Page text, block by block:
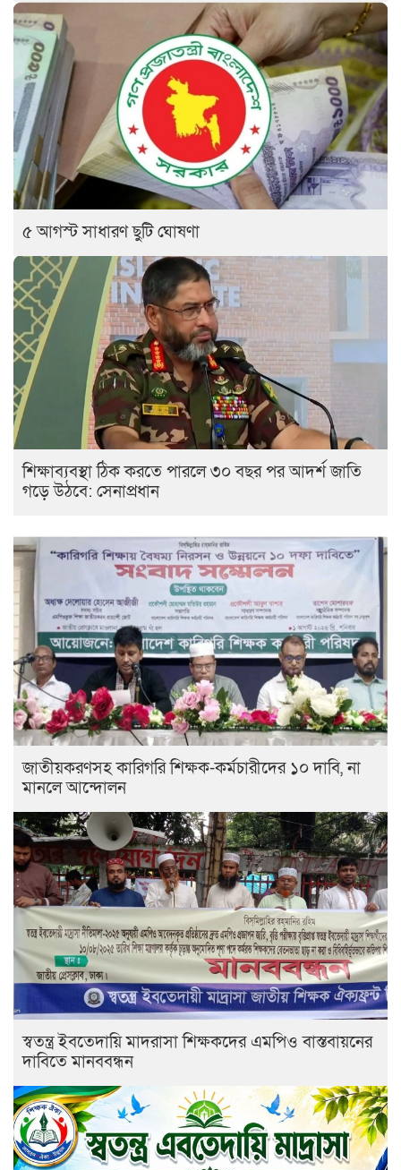
৫ আগস্ট সাধারণ ছুটি ঘোষণা
শিক্ষাব্যবস্থা ঠিক করতে পারলে ৩০ বছর পর আদর্শ জাতি
গড়ে উঠবে: সেনাপ্রধান
জাতীয়করণসহ কারিগরি শিক্ষক-কর্মচারীদের ১০ দাবি, না
মানলে আন্দোলন
স্বতন্ত্র ইবতেদায়ি মাদরাসা শিক্ষকদের এমপিও বাস্তবায়নের
দাবিতে মানববন্ধন